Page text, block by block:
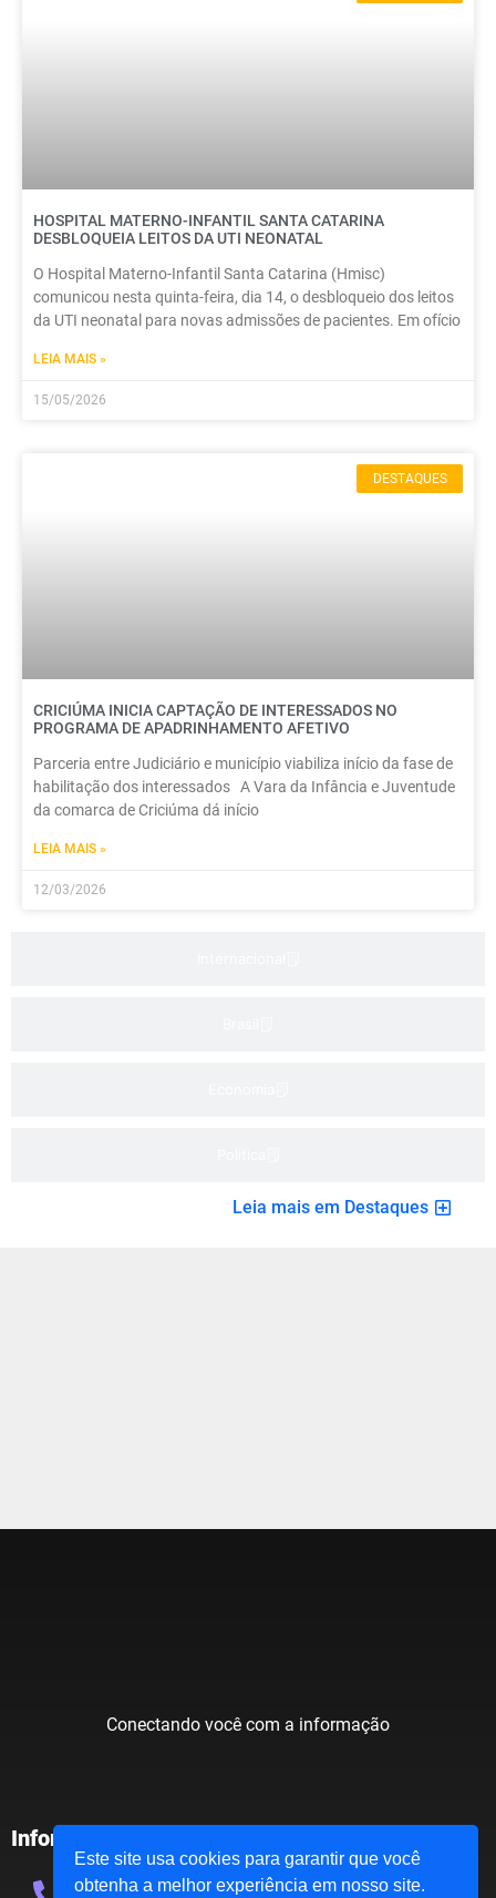
HOSPITAL MATERNO-INFANTIL SANTA CATARINA
DESBLOQUEIA LEITOS DA UTI NEONATAL
O Hospital Materno-Infantil Santa Catarina (Hmisc)
comunicou nesta quinta-feira, dia 14, o desbloqueio dos leitos
da UTI neonatal para novas admissões de pacientes. Em ofício
LEIA MAIS »
15/05/2026
DESTAQUES
CRICIÚMA INICIA CAPTAÇÃO DE INTERESSADOS NO
PROGRAMA DE APADRINHAMENTO AFETIVO
Parceria entre Judiciário e município viabiliza início da fase de
habilitação dos interessados A Vara da Infância e Juventude
da comarca de Criciúma dá início
LEIA MAIS »
12/03/2026
Leia mais em Destaques
Conectando você com a informação
Informações:
Este site usa cookies para garantir que você
obtenha a melhor experiência em nosso site.